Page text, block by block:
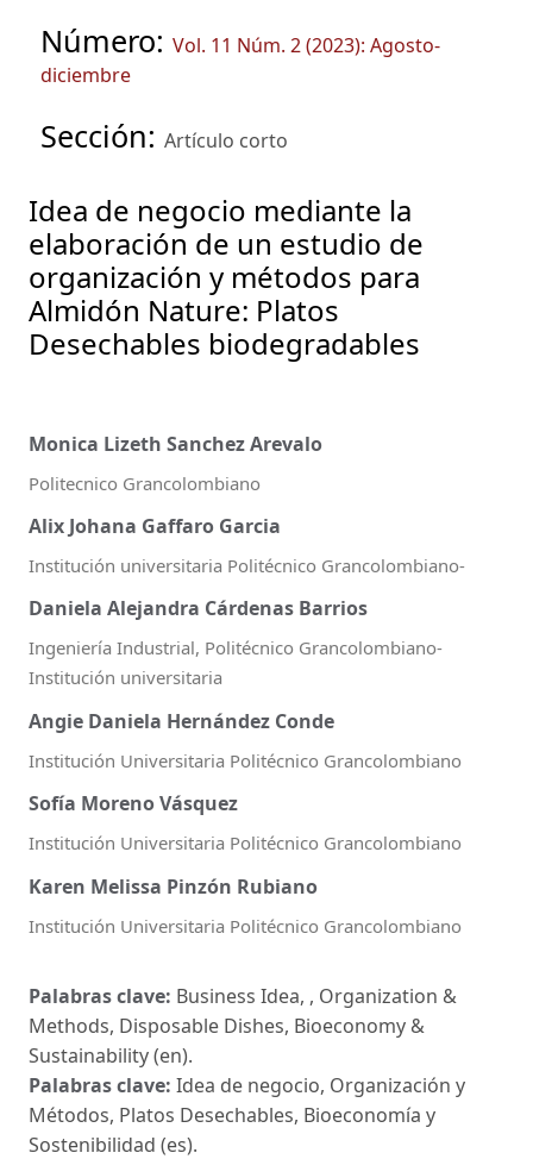
Número: Vol. 11 Núm. 2 (2023): Agosto-
diciembre
Sección: Artículo corto
Idea de negocio mediante la
elaboración de un estudio de
organización y métodos para
Almidón Nature: Platos
Desechables biodegradables
Monica Lizeth Sanchez Arevalo
Politecnico Grancolombiano
Alix Johana Gaffaro Garcia
Institución universitaria Politécnico Grancolombiano-
Daniela Alejandra Cárdenas Barrios
Ingeniería Industrial, Politécnico Grancolombiano-
Institución universitaria
Angie Daniela Hernández Conde
Institución Universitaria Politécnico Grancolombiano
Sofía Moreno Vásquez
Institución Universitaria Politécnico Grancolombiano
Karen Melissa Pinzón Rubiano
Institución Universitaria Politécnico Grancolombiano
Palabras clave: Business Idea, , Organization &
Methods, Disposable Dishes, Bioeconomy &
Sustainability (en).
Palabras clave: Idea de negocio, Organización y
Métodos, Platos Desechables, Bioeconomía y
Sostenibilidad (es).